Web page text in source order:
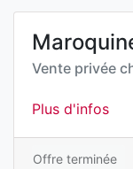
Vente privée
Plus d'infos
Offre terminée